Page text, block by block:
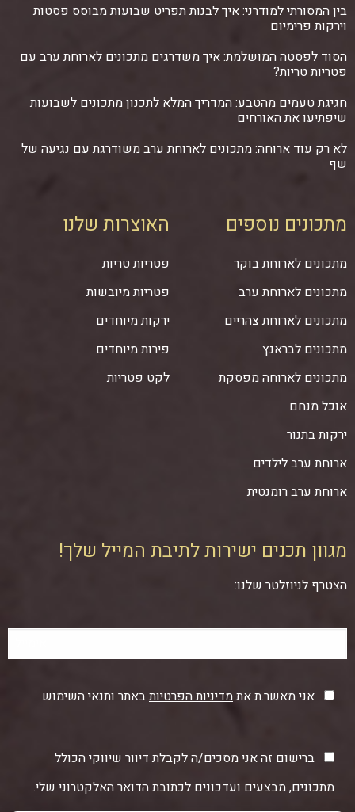
בין המסורתי למודרני: איך לבנות תפריט שבועות מבוסס פסטות
וירקות פרימיום
הסוד לפסטה המושלמת: איך משדרגים מתכונים לארוחת ערב עם
פטריות טריות?
חגיגת טעמים מהטבע: המדריך המלא לתכנון מתכונים לשבועות
שיפתיעו את האורחים
לא רק עוד ארוחה: מתכונים לארוחת ערב משודרגת עם נגיעה של
שף
מתכונים נוספים
מתכונים לארוחת בוקר
מתכונים לארוחת ערב
מתכונים לארוחת צהריים
מתכונים לבראנץ
מתכונים לארוחה מפסקת
אוכל מנחם
ירקות בתנור
ארוחת ערב לילדים
ארוחת ערב רומנטית
האוצרות שלנו
פטריות טריות
פטריות מיובשות
ירקות מיוחדים
פירות מיוחדים
לקט פטריות
מגוון תכנים ישירות לתיבת המייל שלך!
הצטרף לניוזלטר שלנו:
אני מאשר.ת אתמדיניות הפרטיותבאתר ותנאי השימוש
ברישום זה אני מסכים/ה לקבלת דיוור שיווקי הכולל
מתכונים, מבצעים ועדכונים לכתובת הדואר האלקטרוני שלי.